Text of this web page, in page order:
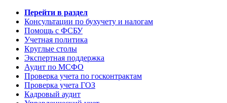
Перейти в раздел
Консультации по бухучету и налогам
Помощь с ФСБУ
Учетная политика
Круглые столы
Экспертная поддержка
Аудит по МСФО
Проверка учета по госконтрактам
Проверка учета ГОЗ
Кадровый аудит